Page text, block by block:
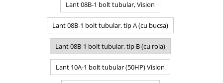
Lant 08B-1 bolt tubular, Vision
Lant 08B-1 bolt tubular, tip A (cu bucsa)
Lant 08B-1 bolt tubular, tip B (cu rola)
Lant 10A-1 bolt tubular (50HP) Vision